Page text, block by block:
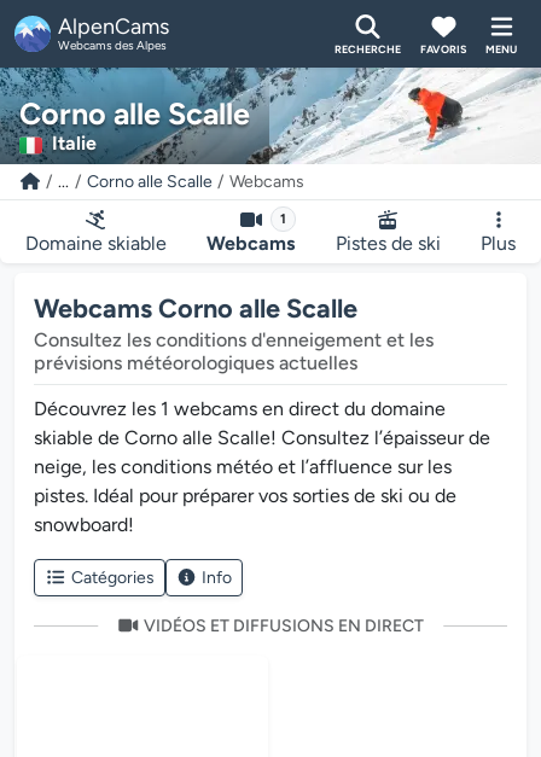
AlpenCams
Webcams des Alpes RECHERCHE FAVORIS MENU
Corno alle Scalle
Italie
... Corno alle Scalle Webcams
Domaine skiable
1
Webcams Pistes de ski Plus
Webcams Corno alle Scalle
Consultez les conditions d'enneigement et les
prévisions météorologiques actuelles
Découvrez les 1 webcams en direct du domaine
skiable de Corno alle Scalle! Consultez l’épaisseur de
neige, les conditions météo et l’affluence sur les
pistes. Idéal pour préparer vos sorties de ski ou de
snowboard!
Catégories Info
VIDÉOS ET DIFFUSIONS EN DIRECT